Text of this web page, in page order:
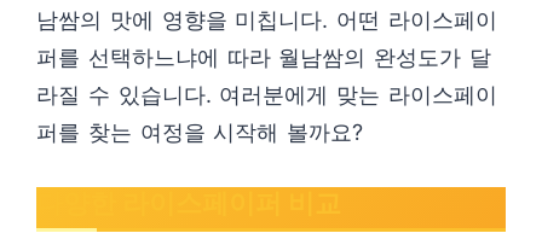
남쌈의 맛에 영향을 미칩니다. 어떤 라이스페이
퍼를 선택하느냐에 따라 월남쌈의 완성도가 달
라질 수 있습니다. 여러분에게 맞는 라이스페이
퍼를 찾는 여정을 시작해 볼까요?